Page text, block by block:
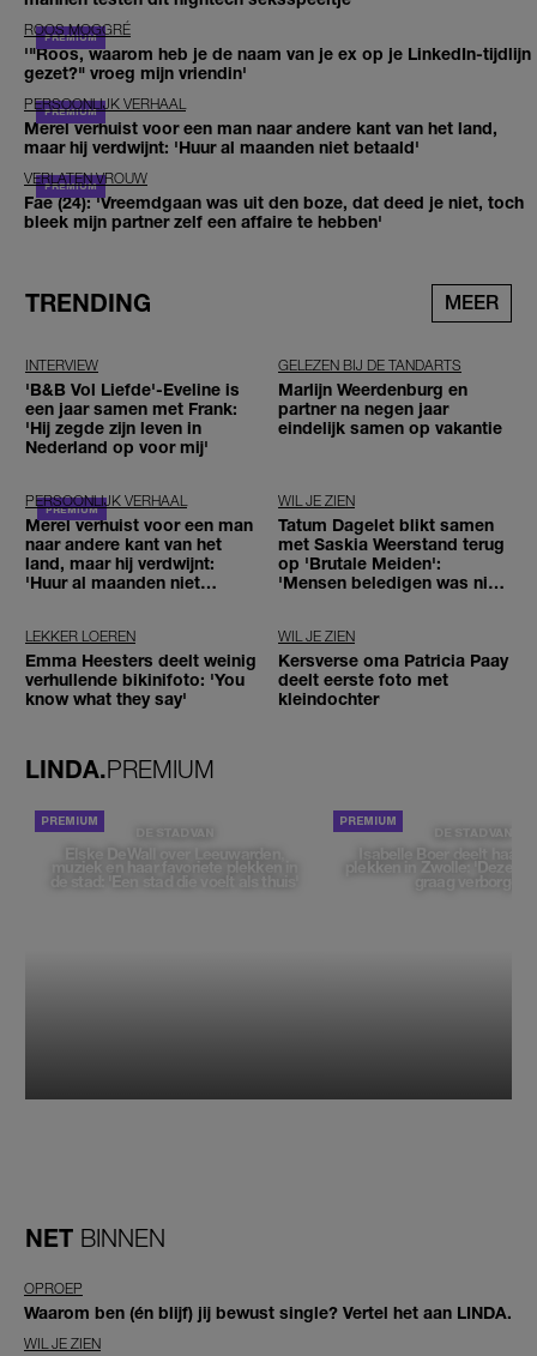
ROOS MOGGRÉ
'"Roos, waarom heb je de naam van je ex op je LinkedIn-tijdlijn
gezet?" vroeg mijn vriendin'
PERSOONLIJK VERHAAL
Merel verhuist voor een man naar andere kant van het land,
maar hij verdwijnt: 'Huur al maanden niet betaald'
VERLATEN VROUW
Fae (24): 'Vreemdgaan was uit den boze, dat deed je niet, toch
bleek mijn partner zelf een affaire te hebben'
TRENDING MEER
INTERVIEW
'B&B Vol Liefde'-Eveline is
een jaar samen met Frank:
'Hij zegde zijn leven in
Nederland op voor mij'
GELEZEN BIJ DE TANDARTS
Marlijn Weerdenburg en
partner na negen jaar
eindelijk samen op vakantie
PERSOONLIJK VERHAAL
Merel verhuist voor een man
naar andere kant van het
land, maar hij verdwijnt:
'Huur al maanden niet
WIL JE ZIEN
Tatum Dagelet blikt samen
met Saskia Weerstand terug
op 'Brutale Meiden':
'Mensen beledigen was niet
LEKKER LOEREN
Emma Heesters deelt weinig
verhullende bikinifoto: 'You
know what they say'
WIL JE ZIEN
Kersverse oma Patricia Paay
deelt eerste foto met
kleindochter
LINDA.PREMIUM
DE STAD VAN
Elske DeWall over Leeuwarden,
muziek en haar favoriete plekken in
de stad: 'Een stad die voelt als thuis'
DE STAD VAN
Isabelle Boer deelt haar
plekken in Zwolle: 'Deze
graag verborgen'
NET BINNEN
OPROEP
Waarom ben (én blijf) jij bewust single? Vertel het aan LINDA.
WIL JE ZIEN